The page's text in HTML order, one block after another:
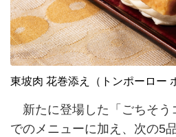
東坡肉 花巻添え（トンポーロー
新たに登場した「ごちそう
でのメニューに加え、次の5